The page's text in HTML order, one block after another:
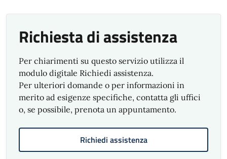
Richiesta di assistenza
Per chiarimenti su questo servizio utilizza il
modulo digitale Richiedi assistenza.
Per ulteriori domande o per informazioni in
merito ad esigenze specifiche, contatta gli uffici
o, se possibile, prenota un appuntamento.
Richiedi assistenza